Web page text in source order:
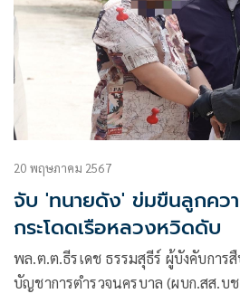
20 พฤษภาคม 2567
จับ 'ทนายดัง' ข่มขืนลูกคว
กระโดดเรือหลวงหวิดดับ
พล.ต.ต.ธีรเดช ธรรมสุธีร์ ผู้บังคับการ
บัญชาการตำรวจนครบาล (ผบก.สส.บ